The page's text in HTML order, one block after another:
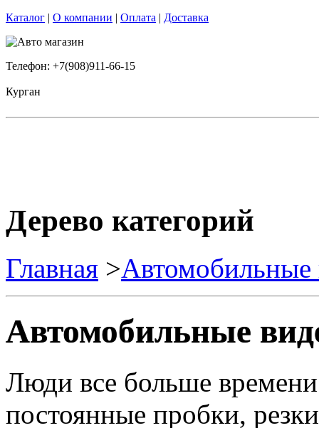
Каталог | О компании | Оплата | Доставка
Телефон: +7(908)911-66-15
Курган
Дерево категорий
Главная >Автомобильные
Автомобильные
Люди все больше
постоянные пробки,